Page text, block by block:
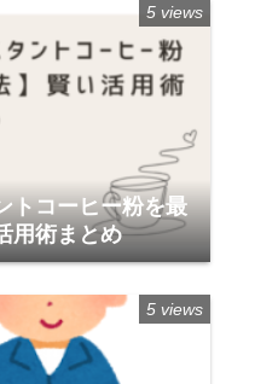
トコーヒー粉を最
用術まとめ
5 views
5 views